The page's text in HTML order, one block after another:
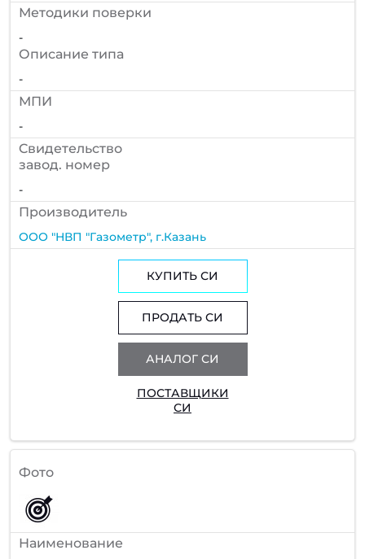
Методики поверки
-
Описание типа
-
МПИ
-
Cвидетельство
завод. номер
-
Производитель
ООО "НВП "Газометр", г.Казань
КУПИТЬ СИ
ПРОДАТЬ СИ
АНАЛОГ СИ
ПОСТАВЩИКИ
СИ
Фото
Наименование